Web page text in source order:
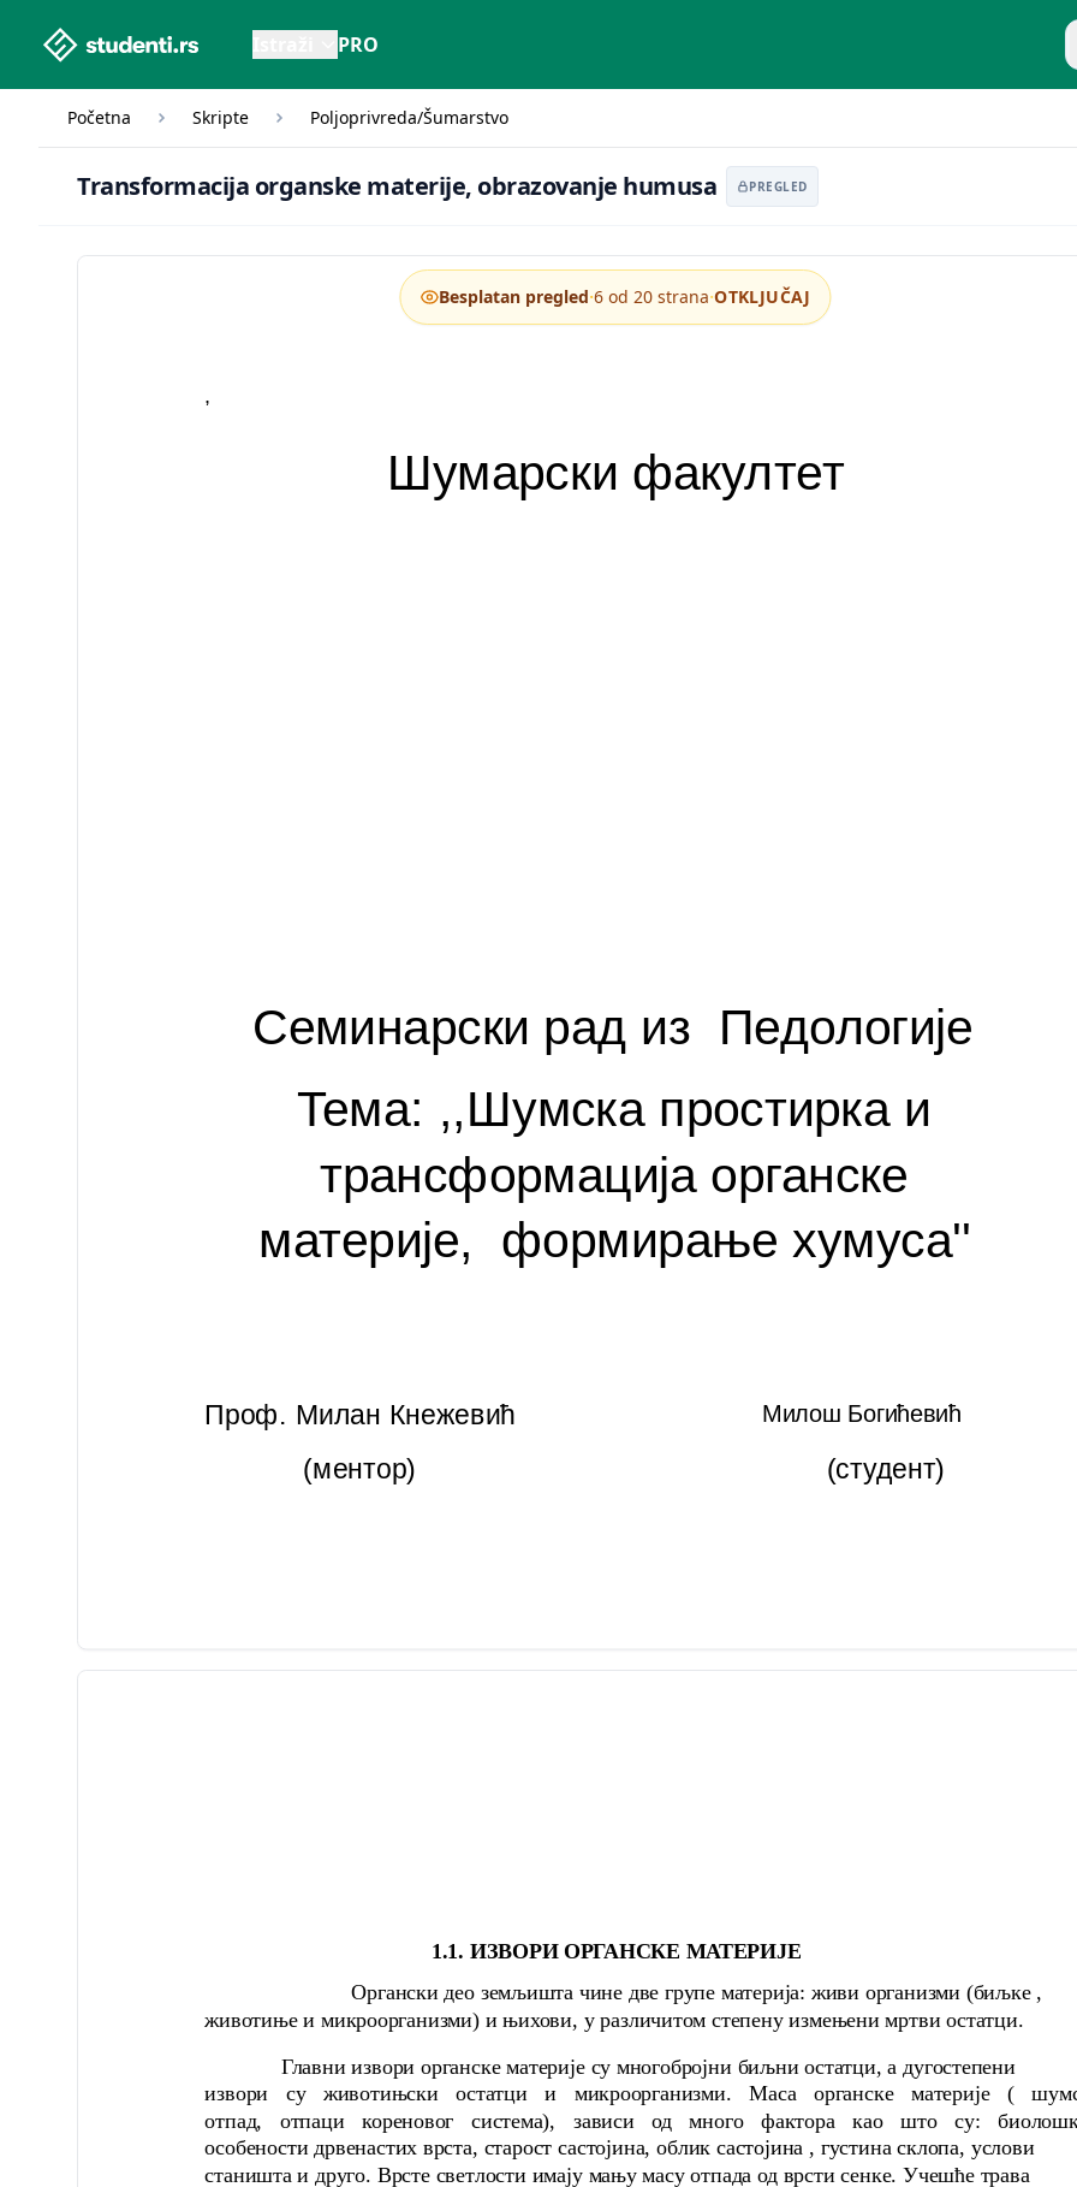
studenti.rs home page PRO
Početna Skripte Poljoprivreda/Šumarstvo
Transformacija organske materije, obrazovanje humusa PREGLED
,
Шумарски факултет
Семинарски рад из Педологије
Teма: ,,Шумска простирка и
трансформација органске
материје, формирање хумуса''
Проф. Милан Кнежевић Милош Богићевић
(ментор) (студент)
1.1. ИЗВОРИ ОРГАНСКЕ МАТЕРИЈЕ
Органски део земљишта чине две групе материја: живи организми (биљке ,
животиње и микроорганизми) и њихови, у различитом степену измењени мртви остатци.
Главни извори органске материје су многобројни биљни остатци, а дугостепени
извори су животињски остатци и микроорганизми. Маса органске материје (
отпад, отпаци кореновог система), зависи од много фактора као што су:
особености дрвенастих врста, старост састојина, облик састојина , густина склопа, услови
станишта и друго. Врсте светлости имају мању масу отпада од врсти сенке. Учешће трава
Besplatan pregled·6 od 20 strana·OTKLJUČAJ